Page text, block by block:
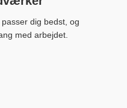
dig bedst, og
med arbejdet.